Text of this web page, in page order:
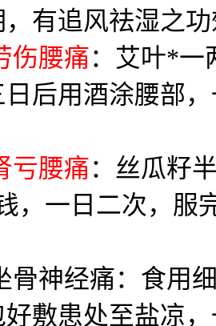
，有追风祛湿之
伤腰痛：艾叶*一
日后用酒涂腰部
亏腰痛：丝瓜籽
，一日二次，服
骨神经痛：食用
好敷患处至盐凉